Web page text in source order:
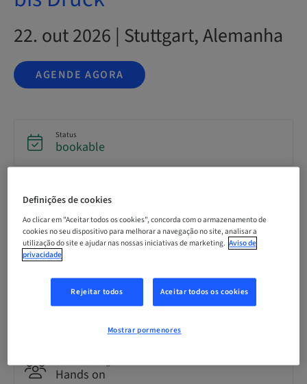
22. out 2026 | Stuttgart, Alemanha
AGENDE AGORA
Status
bookable
22. out 2026 (UTC+1)
Idioma
Alemão
Pontos
Método de entrega
Hands on
Definições de cookies
Ao clicar em "Aceitar todos os cookies", concorda com o armazenamento de
cookies no seu dispositivo para melhorar a navegação no site, analisar a
utilização do site e ajudar nas nossas iniciativas de marketing. Aviso de
privacidade
Rejeitar todos Aceitar todos os cookies
Mostrar pormenores